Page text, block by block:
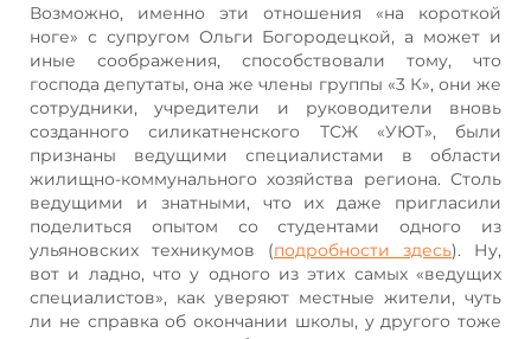
Возможно, именно эти отношения «на короткой
ноге» с супругом Ольги Богородецкой, а может и
иные соображения, способствовали тому, что
господа депутаты, она же члены группы «3 К», они же
сотрудники, учредители и руководители вновь
созданного силикатненского ТСЖ «УЮТ», были
признаны ведущими специалистами в области
жилищно-коммунального хозяйства региона. Столь
ведущими и знатными, что их даже пригласили
поделиться опытом со студентами одного из
ульяновских техникумов (подробности здесь). Ну,
вот и ладно, что у одного из этих самых «ведущих
специалистов», как уверяют местные жители, чуть
ли не справка об окончании школы, у другого тоже